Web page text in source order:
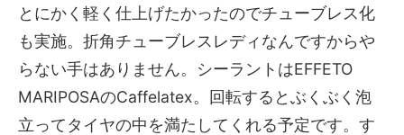
とにかく軽く仕上げたかったのでチューブレス化
も実施。折角チューブレスレディなんですからや
らない手はありません。シーラントはEFFETO
MARIPOSAのCaffelatex。回転するとぶくぶく泡
立ってタイヤの中を満たしてくれる予定です。す